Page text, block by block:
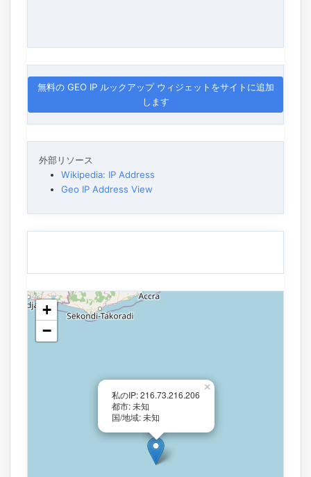
無料の GEO IP ルックアップ ウィジェットをサイトに追加
します
外部リソース
Wikipedia: IP Address
Geo IP Address View
私のIP: 216.73.216.206
都市: 未知
国/地域: 未知
×
+
−